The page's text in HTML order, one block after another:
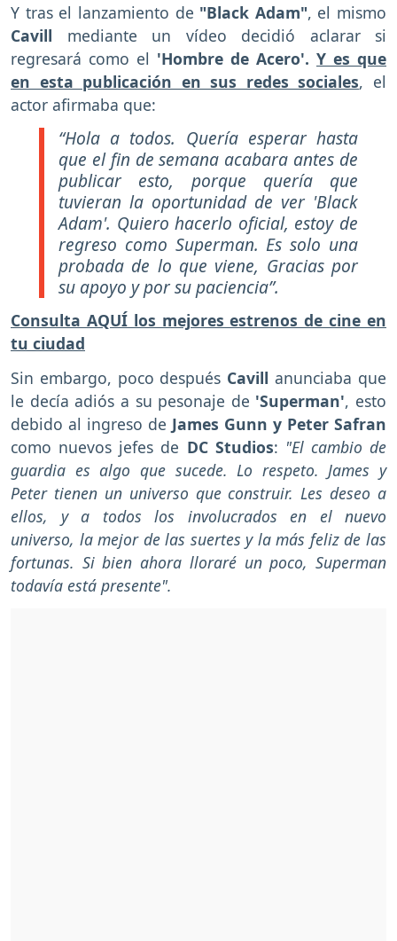
Y tras el lanzamiento de "Black Adam", el mismo
Cavill mediante un vídeo decidió aclarar si
regresará como el 'Hombre de Acero'. Y es que
en esta publicación en sus redes sociales, el
actor afirmaba que:
“Hola a todos. Quería esperar hasta
que el fin de semana acabara antes de
publicar esto, porque quería que
tuvieran la oportunidad de ver 'Black
Adam'. Quiero hacerlo oficial, estoy de
regreso como Superman. Es solo una
probada de lo que viene, Gracias por
su apoyo y por su paciencia”.
Consulta AQUÍ los mejores estrenos de cine en
tu ciudad
Sin embargo, poco después Cavill anunciaba que
le decía adiós a su pesonaje de 'Superman', esto
debido al ingreso de James Gunn y Peter Safran
como nuevos jefes de DC Studios: "El cambio de
guardia es algo que sucede. Lo respeto. James y
Peter tienen un universo que construir. Les deseo a
ellos, y a todos los involucrados en el nuevo
universo, la mejor de las suertes y la más feliz de las
fortunas. Si bien ahora lloraré un poco, Superman
todavía está presente".